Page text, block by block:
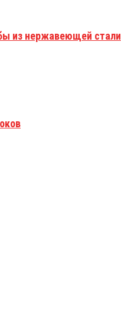
из нержавеющей стали